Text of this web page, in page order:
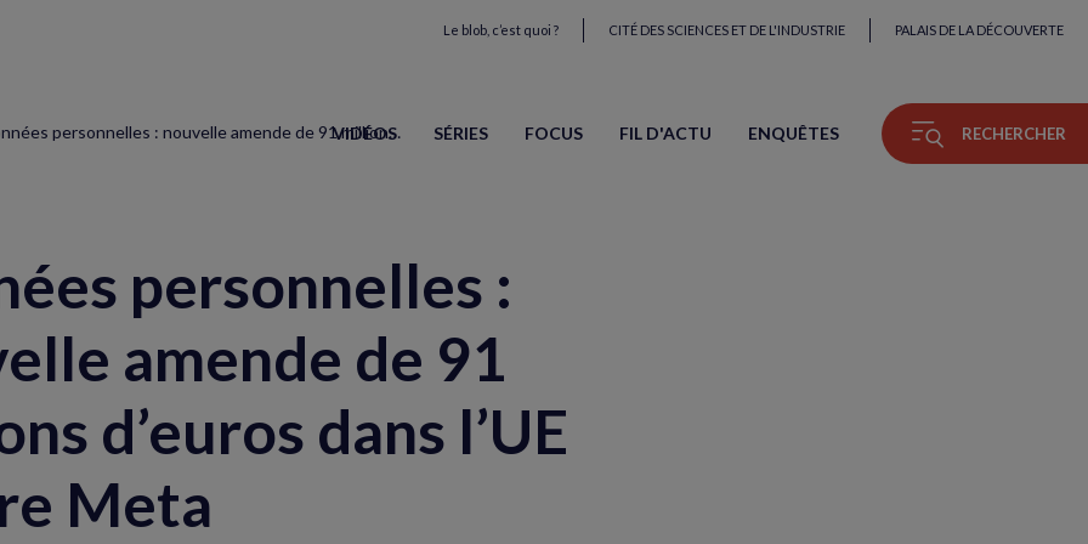
Le blob, c’est quoi ? CITÉ DES SCIENCES ET DE L'INDUSTRIE PALAIS DE LA DÉCOUVERTE
VIDÉOS SÉRIES FOCUS FIL D'ACTU ENQUÊTES RECHERCHER
Données personnelles : nouvelle amende de 91 millions d’euros dans l’UE contre Meta
personnelles :
amende de 91
d’euros dans l’UE
Meta